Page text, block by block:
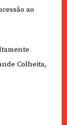
ao
Colheita,